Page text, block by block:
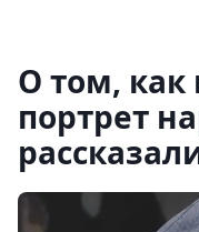
О том, как
портрет